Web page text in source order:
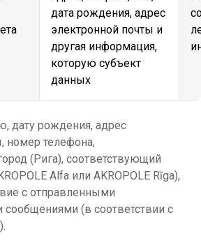
дата рождения, адрес
электронной почты и
другая информация,
которую субъект
данных
дату рождения, адрес
номер телефона,
(Рига), соответствующий
Alfa или AKROPOLE Rīga),
с отправленными
(в соответствии с